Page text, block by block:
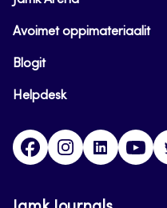
Avoimet oppimateriaalit
Blogit
Helpdesk
FacebookInstagram
LinkedIn